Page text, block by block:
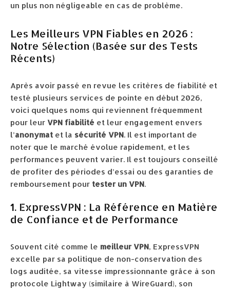
un plus non négligeable en cas de problème.
Les Meilleurs VPN Fiables en 2026 :
Notre Sélection (Basée sur des Tests
Récents)
Après avoir passé en revue les critères de fiabilité et
testé plusieurs services de pointe en début 2026,
voici quelques noms qui reviennent fréquemment
pour leur VPN fiabilité et leur engagement envers
l’anonymat et la sécurité VPN. Il est important de
noter que le marché évolue rapidement, et les
performances peuvent varier. Il est toujours conseillé
de profiter des périodes d’essai ou des garanties de
remboursement pour tester un VPN.
1. ExpressVPN : La Référence en Matière
de Confiance et de Performance
Souvent cité comme le meilleur VPN, ExpressVPN
excelle par sa politique de non-conservation des
logs auditée, sa vitesse impressionnante grâce à son
protocole Lightway (similaire à WireGuard), son